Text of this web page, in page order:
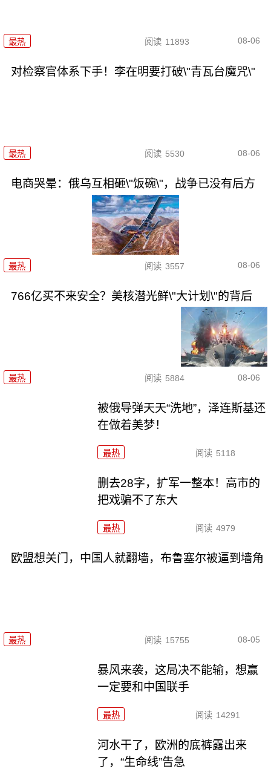
最热 阅读 11893 08-06
对检察官体系下手！李在明要打破\"青瓦台魔咒\"
最热 阅读 5530 08-06
电商哭晕：俄乌互相砸\"饭碗\"，战争已没有后方
最热 阅读 3557 08-06
766亿买不来安全？美核潜光鲜\"大计划\"的背后
最热 阅读 5884 08-06
被俄导弹天天“洗地”，泽连斯基还
在做着美梦！
最热 阅读 5118
删去28字，扩军一整本！高市的
把戏骗不了东大
最热 阅读 4979
欧盟想关门，中国人就翻墙，布鲁塞尔被逼到墙角
最热 阅读 15755 08-05
暴风来袭，这局决不能输，想赢
一定要和中国联手
最热 阅读 14291
河水干了，欧洲的底裤露出来
了，“生命线”告急